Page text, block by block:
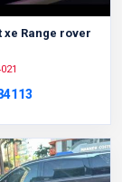
xe Range rover